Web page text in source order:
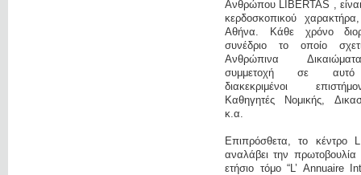
Ανθρώπου LIBERTAS , είναι
κερδοσκοπικού
Αθήνα. Κάθε χρόνο
συνέδριο το οποίο
Ανθρώπινα
συμμετοχή σε αυτό
διακεκριμένοι
Καθηγητές Νομικής,
κ.α.
Επιπρόσθετα, το κέντρο
αναλάβει την πρωτοβουλία
ετήσιο τόμο “L’ Annuaire